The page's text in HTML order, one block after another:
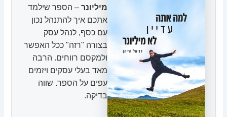
מיליונר – הספר שילמד
אתכם איך להתנהל נכון
עם כסף, לנהל עסק
בצורה "רזה" ככל האפשר
ולמקסם רווחים. הרבה
מאד בעלי עסקים ויזמים
עפים על הספר. שווה
בדיקה.